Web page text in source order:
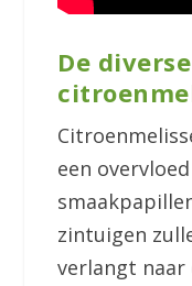
De
een
zintuigen
verlangt naar